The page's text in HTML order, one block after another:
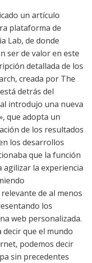
un artículo
plataforma de
Lab, de donde
ser de valor en este
detallada de los
creada por The
detrás del
introdujo una nueva
que adopta un
de los resultados
los desarrollos
que la función
agilizar la experiencia
de al menos
los
web personalizada.
decir que el mundo
podemos decir
sin precedentes